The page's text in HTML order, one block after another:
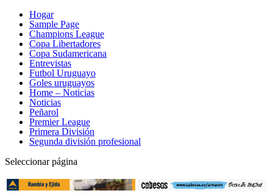
Hogar
Sample Page
Champions League
Copa Libertadores
Copa Sudamericana
Entrevistas
Futbol Uruguayo
Goles uruguayos
Home – Noticias
Noticias
Peñarol
Premier League
Primera División
Segunda división profesional
Seleccionar página